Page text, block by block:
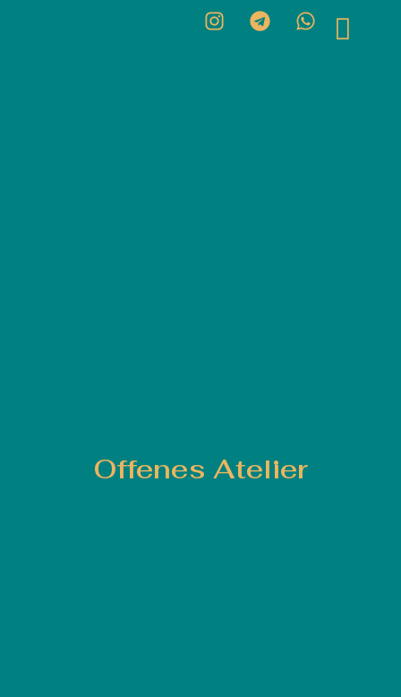
Offenes Atelier